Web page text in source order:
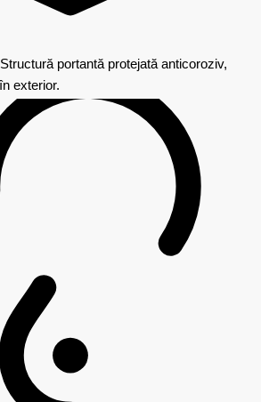
Structură portantă protejată anticoroziv,
exterior.